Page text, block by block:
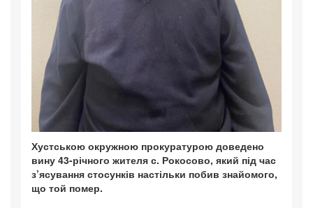
Хустською окружною прокуратурою доведено
вину 43-річного жителя с. Рокосово, який під час
з’ясування стосунків настільки побив знайомого,
що той помер.